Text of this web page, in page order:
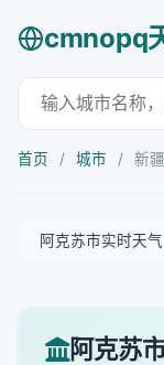
cmnopq
首页 / 城市 / 新
阿克苏市实时天气
阿克苏